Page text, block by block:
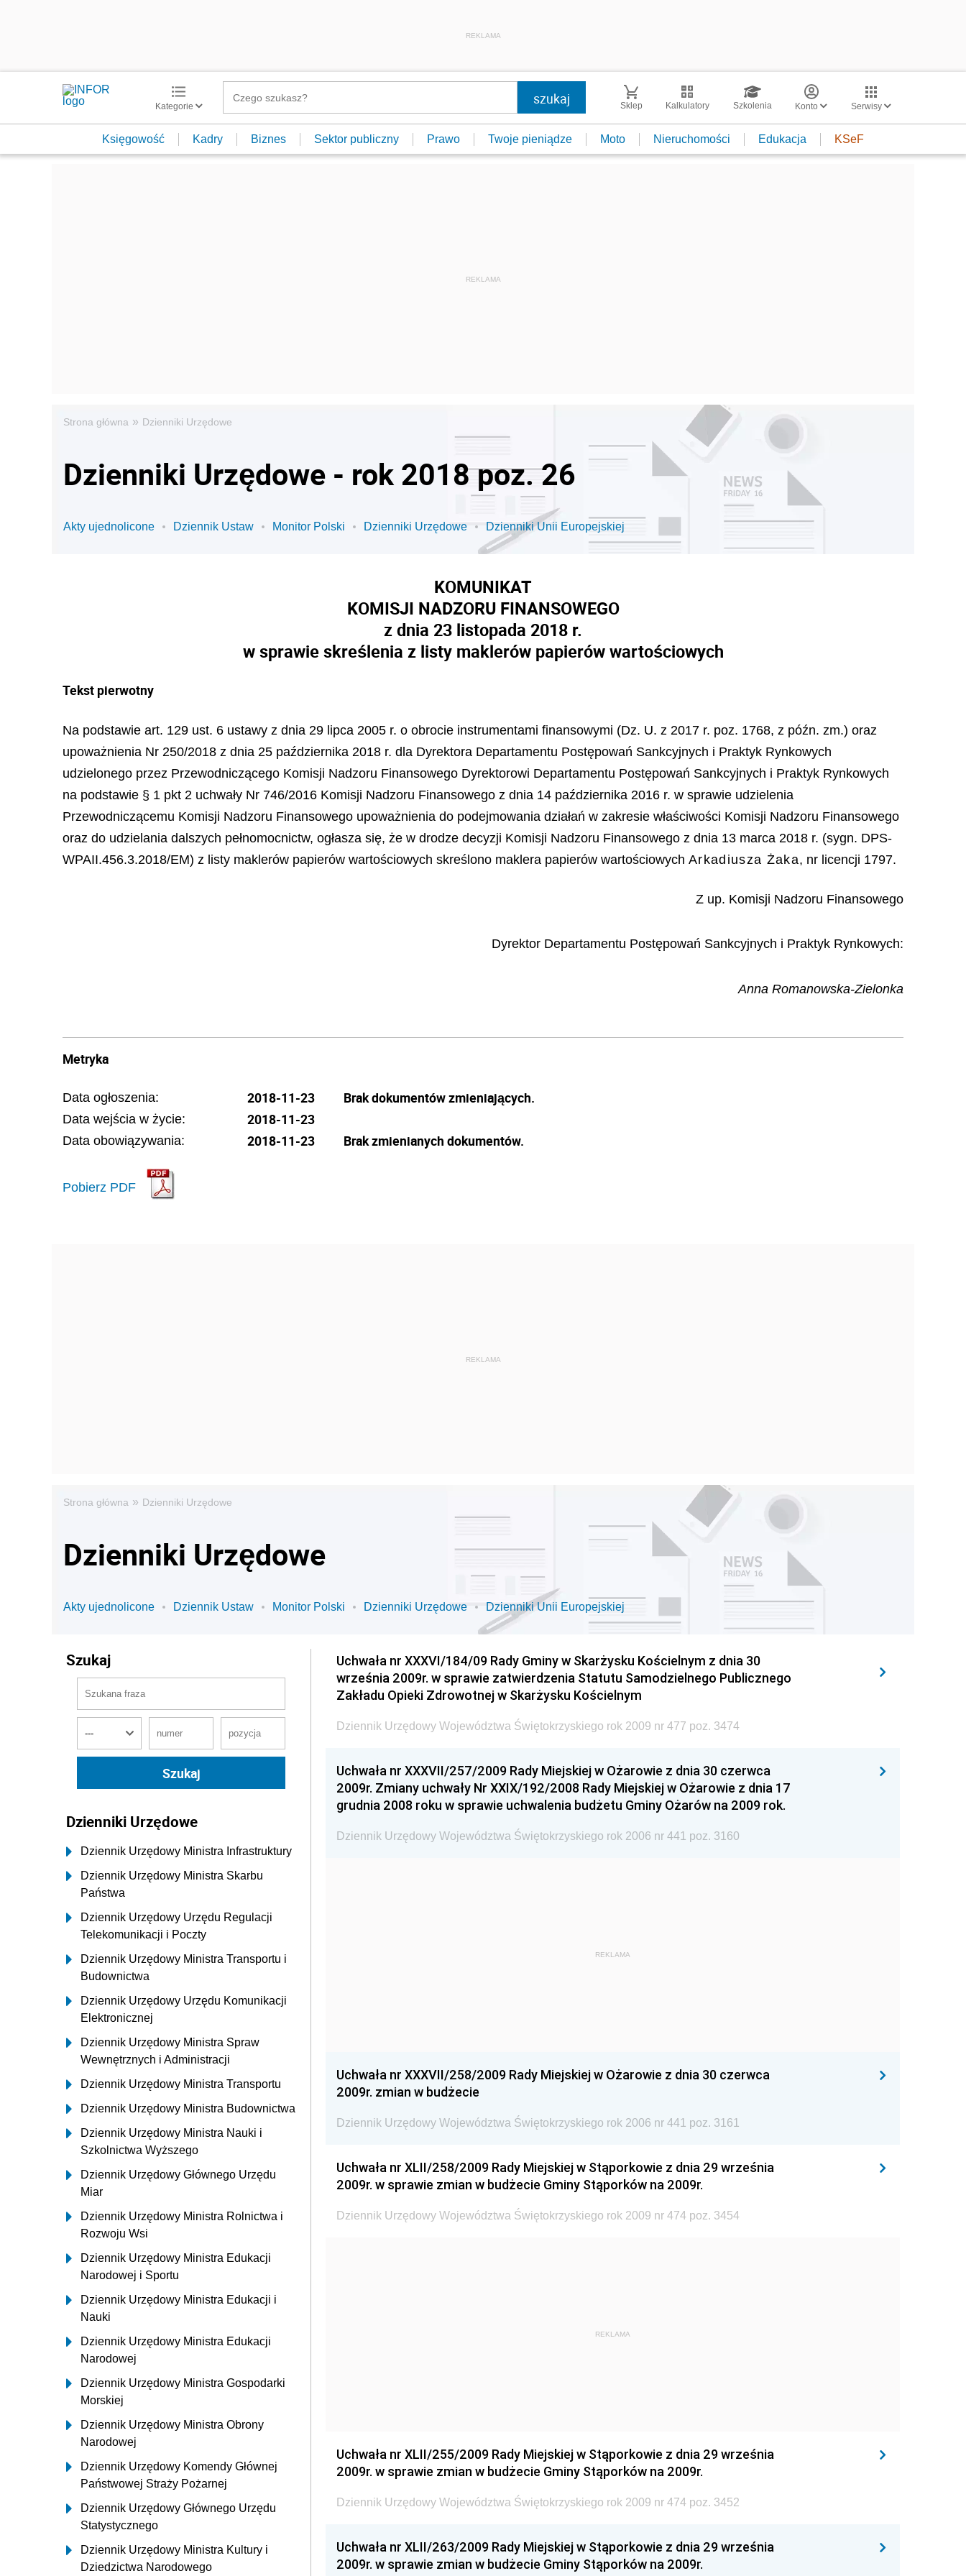
REKLAMA
Kategorie Sklep Kalkulatory Szkolenia Konto Serwisy
Księgowość Kadry Biznes Sektor publiczny Prawo Twoje pieniądze Moto Nieruchomości Edukacja KSeF
Strona główna » Dzienniki Urzędowe
Dzienniki Urzędowe - rok 2018 poz. 26
Akty ujednolicone Dziennik Ustaw Monitor Polski Dzienniki Urzędowe Dzienniki Unii Europejskiej
KOMUNIKAT
KOMISJI NADZORU FINANSOWEGO
z dnia 23 listopada 2018 r.
w sprawie skreślenia z listy maklerów papierów wartościowych
Tekst pierwotny
Na podstawie art. 129 ust. 6 ustawy z dnia 29 lipca 2005 r. o obrocie instrumentami finansowymi (Dz. U. z 2017 r. poz. 1768, z późn. zm.) oraz
upoważnienia Nr 250/2018 z dnia 25 października 2018 r. dla Dyrektora Departamentu Postępowań Sankcyjnych i Praktyk Rynkowych
udzielonego przez Przewodniczącego Komisji Nadzoru Finansowego Dyrektorowi Departamentu Postępowań Sankcyjnych i Praktyk Rynkowych
na podstawie § 1 pkt 2 uchwały Nr 746/2016 Komisji Nadzoru Finansowego z dnia 14 października 2016 r. w sprawie udzielenia
Przewodniczącemu Komisji Nadzoru Finansowego upoważnienia do podejmowania działań w zakresie właściwości Komisji Nadzoru Finansowego
oraz do udzielania dalszych pełnomocnictw, ogłasza się, że w drodze decyzji Komisji Nadzoru Finansowego z dnia 13 marca 2018 r. (sygn. DPS-
WPAII.456.3.2018/EM) z listy maklerów papierów wartościowych skreślono maklera papierów wartościowych Arkadiusza Żaka, nr licencji 1797.
Z up. Komisji Nadzoru Finansowego
Dyrektor Departamentu Postępowań Sankcyjnych i Praktyk Rynkowych:
Anna Romanowska-Zielonka
Metryka
Data ogłoszenia: 2018-11-23
Data wejścia w życie: 2018-11-23
Data obowiązywania: 2018-11-23
Pobierz PDF
Brak dokumentów zmieniających.
Brak zmienianych dokumentów.
Strona główna » Dzienniki Urzędowe
Dzienniki Urzędowe
Akty ujednolicone Dziennik Ustaw Monitor Polski Dzienniki Urzędowe Dzienniki Unii Europejskiej
Szukaj
Dzienniki Urzędowe
Dziennik Urzędowy Ministra Infrastruktury
Dziennik Urzędowy Ministra Skarbu
Państwa
Dziennik Urzędowy Urzędu Regulacji
Telekomunikacji i Poczty
Dziennik Urzędowy Ministra Transportu i
Budownictwa
Dziennik Urzędowy Urzędu Komunikacji
Elektronicznej
Dziennik Urzędowy Ministra Spraw
Wewnętrznych i Administracji
Dziennik Urzędowy Ministra Transportu
Dziennik Urzędowy Ministra Budownictwa
Dziennik Urzędowy Ministra Nauki i
Szkolnictwa Wyższego
Dziennik Urzędowy Głównego Urzędu
Miar
Dziennik Urzędowy Ministra Rolnictwa i
Rozwoju Wsi
Dziennik Urzędowy Ministra Edukacji
Narodowej i Sportu
Dziennik Urzędowy Ministra Edukacji i
Nauki
Dziennik Urzędowy Ministra Edukacji
Narodowej
Dziennik Urzędowy Ministra Gospodarki
Morskiej
Dziennik Urzędowy Ministra Obrony
Narodowej
Dziennik Urzędowy Komendy Głównej
Państwowej Straży Pożarnej
Dziennik Urzędowy Głównego Urzędu
Statystycznego
Dziennik Urzędowy Ministra Kultury i
Dziedzictwa Narodowego
Uchwała nr XXXVI/184/09 Rady Gminy w Skarżysku Kościelnym z dnia 30
września 2009r. w sprawie zatwierdzenia Statutu Samodzielnego Publicznego
Zakładu Opieki Zdrowotnej w Skarżysku Kościelnym
Dziennik Urzędowy Województwa Świętokrzyskiego rok 2009 nr 477 poz. 3474
Uchwała nr XXXVII/257/2009 Rady Miejskiej w Ożarowie z dnia 30 czerwca
2009r. Zmiany uchwały Nr XXIX/192/2008 Rady Miejskiej w Ożarowie z dnia 17
grudnia 2008 roku w sprawie uchwalenia budżetu Gminy Ożarów na 2009 rok.
Dziennik Urzędowy Województwa Świętokrzyskiego rok 2006 nr 441 poz. 3160
REKLAMA
Uchwała nr XXXVII/258/2009 Rady Miejskiej w Ożarowie z dnia 30 czerwca
2009r. zmian w budżecie
Dziennik Urzędowy Województwa Świętokrzyskiego rok 2006 nr 441 poz. 3161
Uchwała nr XLII/258/2009 Rady Miejskiej w Stąporkowie z dnia 29 września
2009r. w sprawie zmian w budżecie Gminy Stąporków na 2009r.
Dziennik Urzędowy Województwa Świętokrzyskiego rok 2009 nr 474 poz. 3454
REKLAMA
Uchwała nr XLII/255/2009 Rady Miejskiej w Stąporkowie z dnia 29 września
2009r. w sprawie zmian w budżecie Gminy Stąporków na 2009r.
Dziennik Urzędowy Województwa Świętokrzyskiego rok 2009 nr 474 poz. 3452
Uchwała nr XLII/263/2009 Rady Miejskiej w Stąporkowie z dnia 29 września
2009r. w sprawie zmian w budżecie Gminy Stąporków na 2009r.